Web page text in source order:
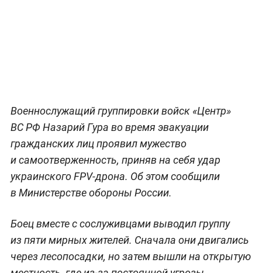
Военнослужащий группировки войск «Центр»
ВС РФ Назарий Гура во время эвакуации
гражданских лиц проявил мужество
и самоотверженность, приняв на себя удар
украинского FPV-дрона. Об этом сообщили
в Министерстве обороны России.
Боец вместе с сослуживцами выводил группу
из пяти мирных жителей. Сначала они двигались
через лесопосадки, но затем вышли на открытую